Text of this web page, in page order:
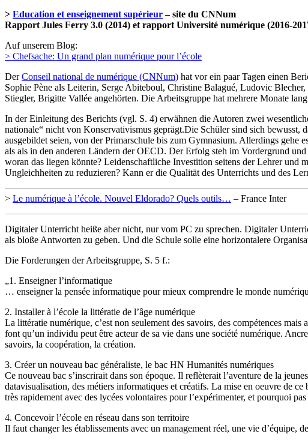
> Education et enseignement supérieur– site du CNNum
Rapport Jules Ferry 3.0 (2014) et rapport Université numérique (2016-
Auf unserem Blog:
> Chefsache: Un grand plan numérique pour l’école
DerConseil national de numérique (CNNum) hat vor ein paar Tagen einen
Sophie Pène als Leiterin, Serge Abiteboul, Christine Balagué, Ludovic
Stiegler, Brigitte Vallée angehörten. Die Arbeitsgruppe hat mehrere Monate
In der Einleitung des Berichts (vgl. S. 4) erwähnen die Autoren zwei
nationale“ nicht von Konservativismus geprägt.Die Schüler sind sich bewusst,
ausgebildet seien, von der Primarschule bis zum Gymnasium. Allerdings gehe
als als in den anderen Ländern der OECD. Der Erfolg steh im Vordergrund
woran das liegen könnte? Leidenschaftliche Investition seitens der Lehrer und
Ungleichheiten zu reduzieren? Kann er die Qualität des Unterrichts und des
> Le numérique à l’école. Nouvel Eldorado? Quels outils… – France Inter
Digitaler Unterricht heiße aber nicht, nur vom PC zu sprechen. Digitaler
als bloße Antworten zu geben. Und die Schule solle eine horizontalere
Die Forderungen der Arbeitsgruppe, S. 5 f.:
„1. Enseigner l’informatique
… enseigner la pensée informatique pour mieux comprendre le monde
2. Installer à l’école la littératie de l’âge numérique
La littératie numérique, c’est non seulement des savoirs, des compétences mais
font qu’un individu peut être acteur de sa vie dans une société numérique.
savoirs, la coopération, la création.
3. Créer un nouveau bac généraliste, le bac HN Humanités numériques
Ce nouveau bac s’inscrirait dans son époque. Il reflèterait l’aventure de la
datavisualisation, des métiers informatiques et créatifs. La mise en oeuvre de ce
très rapidement avec des lycées volontaires pour l’expérimenter, et pourquoi pas
4. Concevoir l’école en réseau dans son territoire
Il faut changer les établissements avec un management réel, une vie d’équipe,